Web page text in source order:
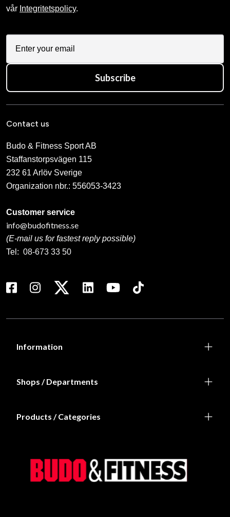
vår Integritetspolicy.
Subscribe
Contact us
Budo & Fitness Sport AB
Staffanstorpsvägen 115
232 61 Arlöv Sverige
Organization nbr.: 556053-3423
Customer service
info@budofitness.se
(E-mail us for fastest reply possible)
Tel: 08-673 33 50
Information
Shops / Departments
Products / Categories